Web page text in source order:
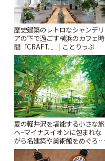
歴史建築のレトロなシャンデリ
アの下で過ごす横浜のカフェ時
間「CRAFT. 」 | ことりっぷ
夏の軽井沢を堪能する小さな旅
へ~マイナスイオンに包まれな
がら名建築や美術館をめぐろう
~ | ことりっぷ